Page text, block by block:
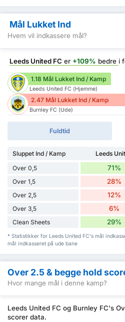
Mål Lukket Ind
Hvem vil indkassere mål?
Leeds United FC er +109% bedre i
1.18 Mål Lukket Ind / Kamp
Leeds United FC (Hjemme)
2.47 Mål Lukket Ind / Kamp
Burnley FC (Ude)
Fuldtid
Sluppet Ind / Kamp Leeds
Over 0,5
71%
Over 1,5 28%
Over 2,5 12%
Over 3,5 6%
Clean Sheets 29%
* Statistikker for Leeds United FC's mål
mål indkasseret på ude bane
Over 2.5 & begge hold
Hvor mange mål i denne kamp?
Leeds United FC og Burnley FC's
scorer data.